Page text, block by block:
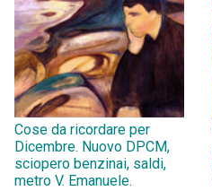
Cose da ricordare per
Dicembre. Nuovo DPCM,
sciopero benzinai, saldi,
metro V. Emanuele.